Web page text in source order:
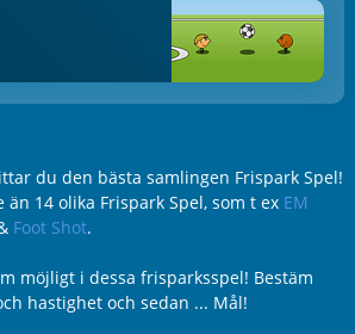
du den bästa samlingen Frispark Spel!
14 olika Frispark Spel, som t ex EM
Foot Shot.
möjligt i dessa frisparksspel! Bestäm
hastighet och sedan ... Mål!